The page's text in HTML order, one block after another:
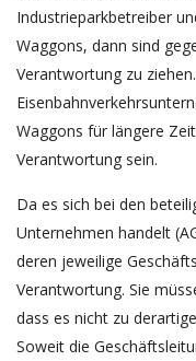
Industrieparkbetreiber
Waggons, dann sind
Verantwortung zu
Waggons für längere
Verantwortung sein.
Da es sich bei den
Unternehmen handelt
deren jeweilige
Verantwortung. Sie
dass es nicht zu
Soweit die